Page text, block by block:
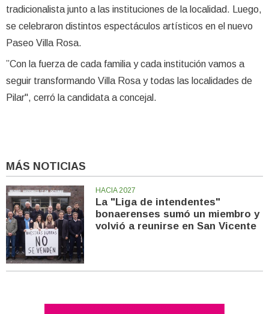
tradicionalista junto a las instituciones de la localidad. Luego,
se celebraron distintos espectáculos artísticos en el nuevo
Paseo Villa Rosa.
”Con la fuerza de cada familia y cada institución vamos a
seguir transformando Villa Rosa y todas las localidades de
Pilar", cerró la candidata a concejal.
MÁS NOTICIAS
HACIA 2027
La "Liga de intendentes"
bonaerenses sumó un miembro y
volvió a reunirse en San Vicente